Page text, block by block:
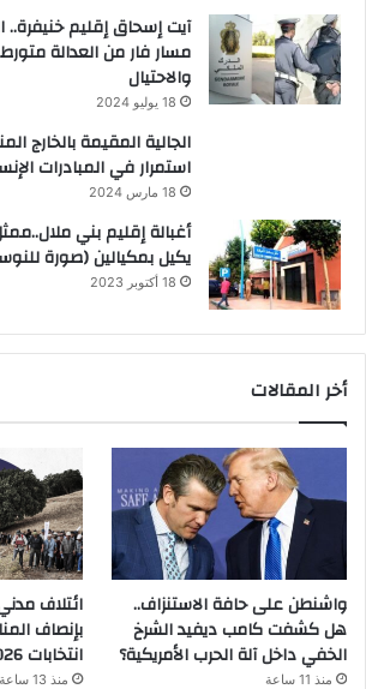
آيت إسحاق إقليم
مسار فار من العدالة
والاحتيال
18 يوليو 2024
الجالية المقيمة بالخارج
استمرار في المبادرات
18 مارس 2024
أغبالة إقليم بني
يكيل بمكيالين (صورة
18 أكتوبر 2023
أخر المقالات
واشنطن على حافة الاستنزاف..
هل كشفت كامب ديفيد الشرخ
الخفي داخل آلة الحرب الأمريكية؟
منذ 11 ساعة
ائتلاف
بإنصاف
انتخابات 2026
منذ 13 ساعة